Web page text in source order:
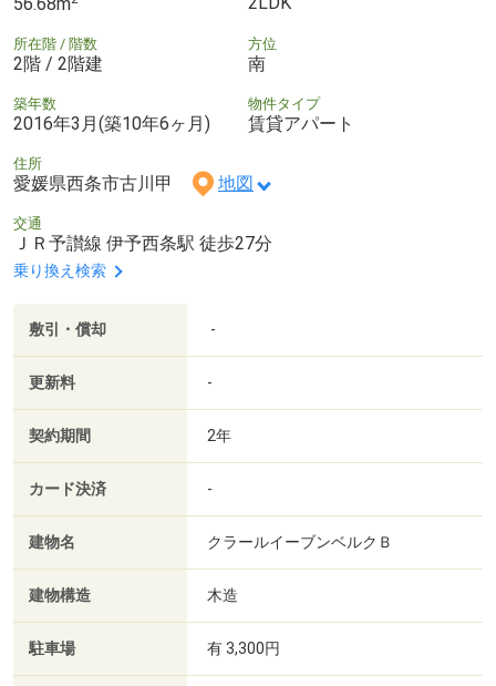
所在階 / 階数
2階 / 2階建
方位
南
築年数
2016年3月(築10年6ヶ月)
物件タイプ
賃貸アパート
住所
愛媛県西条市古川甲 地図
交通
ＪＲ予讃線 伊予西条駅 徒歩27分
乗り換え検索
敷引・償却 -
更新料 -
契約期間 2年
カード決済 -
建物名 クラールイーブンベルクＢ
建物構造 木造
駐車場 有 3,300円